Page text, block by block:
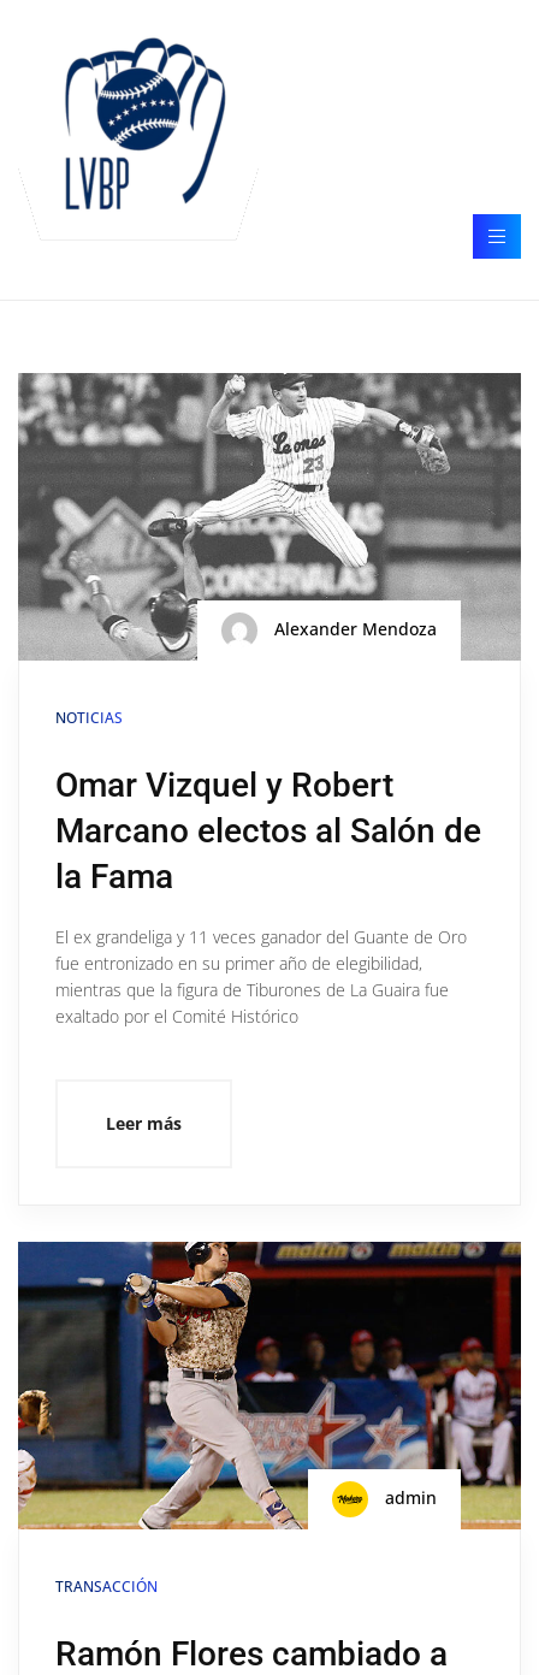
Alexander Mendoza
NOTICIAS
Omar Vizquel y Robert
Marcano electos al Salón de
la Fama
El ex grandeliga y 11 veces ganador del Guante de Oro
fue entronizado en su primer año de elegibilidad,
mientras que la figura de Tiburones de La Guaira fue
exaltado por el Comité Histórico
Leer más
admin
TRANSACCIÓN
Ramón Flores cambiado a